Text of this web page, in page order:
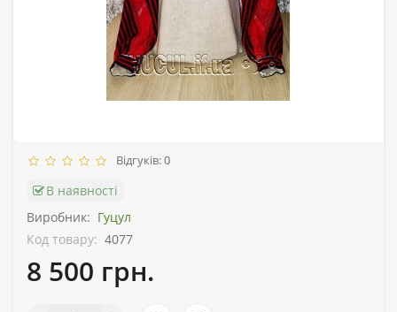
Відгуків: 0
В наявності
Виробник: Гуцул
Код товару: 4077
8 500 грн.